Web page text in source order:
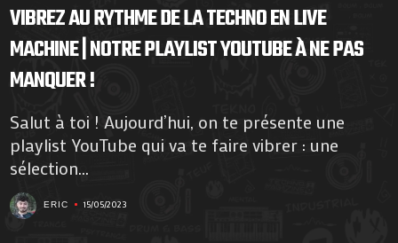
VIBREZ AU RYTHME DE LA TECHNO EN LIVE
MACHINE | NOTRE PLAYLIST YOUTUBE À NE PAS
MANQUER !
Salut à toi ! Aujourd’hui, on te présente une
playlist YouTube qui va te faire vibrer : une
sélection...
ERIC 15/05/2023